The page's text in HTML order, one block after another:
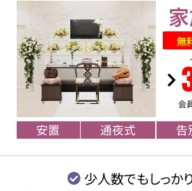
無
会
安置 通夜式 告
少人数でもしっか